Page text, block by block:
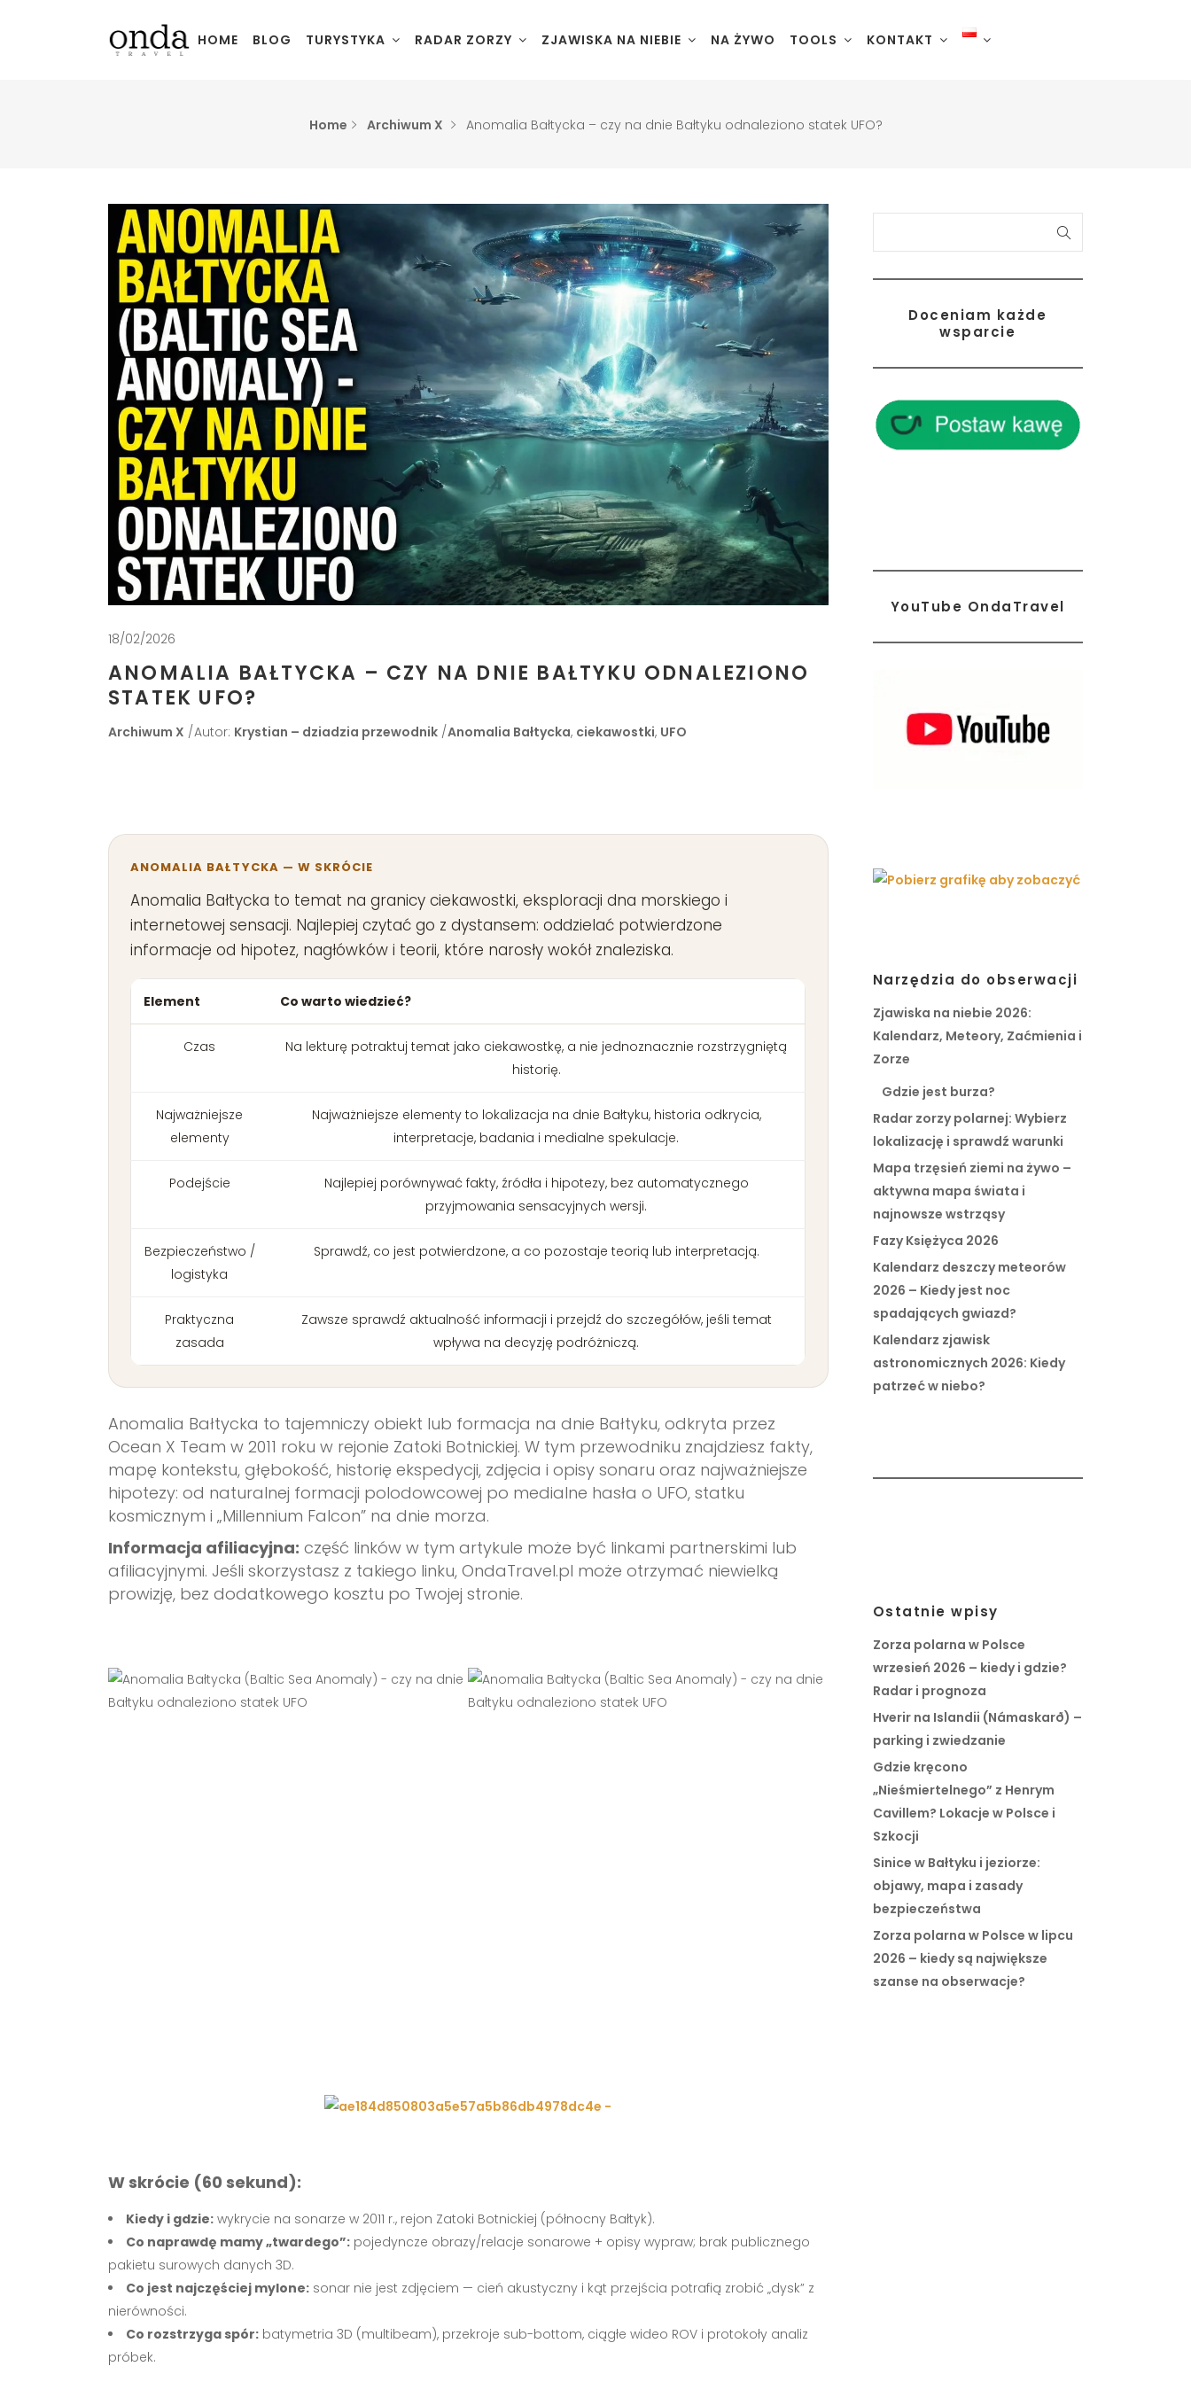
HOME BLOG TURYSTYKA
Reykjavík
Golden Circle
Półwysep Reykjanes
Półwysep Snæfellsnes
Ring Road
Highlands
Lofoty
Senja – Tromso
RADAR ZORZY ZJAWISKA NA NIEBIE NA ŻYWO TOOLS KONTAKT
Home Archiwum X Anomalia Bałtycka – czy na dnie Bałtyku odnaleziono statek UFO?
18/02/2026
ANOMALIA BAŁTYCKA – CZY NA DNIE BAŁTYKU ODNALEZIONO
STATEK UFO?
Archiwum X Autor: Krystian – dziadzia przewodnik Anomalia Bałtycka, ciekawostki, UFO
ANOMALIA BAŁTYCKA — W SKRÓCIE
Anomalia Bałtycka to temat na granicy ciekawostki, eksploracji dna morskiego i
internetowej sensacji. Najlepiej czytać go z dystansem: oddzielać potwierdzone
informacje od hipotez, nagłówków i teorii, które narosły wokół znaleziska.
Element Co warto wiedzieć?
Czas
Na lekturę potraktuj temat jako ciekawostkę, a nie jednoznacznie rozstrzygniętą
historię.
Najważniejsze
elementy
Najważniejsze elementy to lokalizacja na dnie Bałtyku, historia odkrycia,
interpretacje, badania i medialne spekulacje.
Podejście
Najlepiej porównywać fakty, źródła i hipotezy, bez automatycznego
przyjmowania sensacyjnych wersji.
Bezpieczeństwo /
logistyka
Sprawdź, co jest potwierdzone, a co pozostaje teorią lub interpretacją.
Praktyczna
zasada
Zawsze sprawdź aktualność informacji i przejdź do szczegółów, jeśli temat
wpływa na decyzję podróżniczą.
Anomalia Bałtycka to tajemniczy obiekt lub formacja na dnie Bałtyku, odkryta przez
Ocean X Team w 2011 roku w rejonie Zatoki Botnickiej. W tym przewodniku znajdziesz fakty,
mapę kontekstu, głębokość, historię ekspedycji, zdjęcia i opisy sonaru oraz najważniejsze
hipotezy: od naturalnej formacji polodowcowej po medialne hasła o UFO, statku
kosmicznym i „Millennium Falcon” na dnie morza.
Informacja afiliacyjna: część linków w tym artykule może być linkami partnerskimi lub
afiliacyjnymi. Jeśli skorzystasz z takiego linku, OndaTravel.pl może otrzymać niewielką
prowizję, bez dodatkowego kosztu po Twojej stronie.
W skrócie (60 sekund):
Kiedy i gdzie: wykrycie na sonarze w 2011 r., rejon Zatoki Botnickiej (północny Bałtyk).
Co naprawdę mamy „twardego”: pojedyncze obrazy/relacje sonarowe + opisy wypraw; brak publicznego
pakietu surowych danych 3D.
Co jest najczęściej mylone: sonar nie jest zdjęciem — cień akustyczny i kąt przejścia potrafią zrobić „dysk” z
nierówności.
Co rozstrzyga spór: batymetria 3D (multibeam), przekroje sub-bottom, ciągłe wideo ROV i protokoły analiz
próbek.
Doceniam każde
wsparcie
YouTube OndaTravel
Narzędzia do obserwacji
Zjawiska na niebie 2026:
Kalendarz, Meteory, Zaćmienia i
Zorze
Gdzie jest burza?
Radar zorzy polarnej: Wybierz
lokalizację i sprawdź warunki
Mapa trzęsień ziemi na żywo –
aktywna mapa świata i
najnowsze wstrząsy
Fazy Księżyca 2026
Kalendarz deszczy meteorów
2026 – Kiedy jest noc
spadających gwiazd?
Kalendarz zjawisk
astronomicznych 2026: Kiedy
patrzeć w niebo?
Ostatnie wpisy
Zorza polarna w Polsce
wrzesień 2026 – kiedy i gdzie?
Radar i prognoza
Hverir na Islandii (Námaskarð) –
parking i zwiedzanie
Gdzie kręcono
„Nieśmiertelnego” z Henrym
Cavillem? Lokacje w Polsce i
Szkocji
Sinice w Bałtyku i jeziorze:
objawy, mapa i zasady
bezpieczeństwa
Zorza polarna w Polsce w lipcu
2026 – kiedy są największe
szanse na obserwacje?